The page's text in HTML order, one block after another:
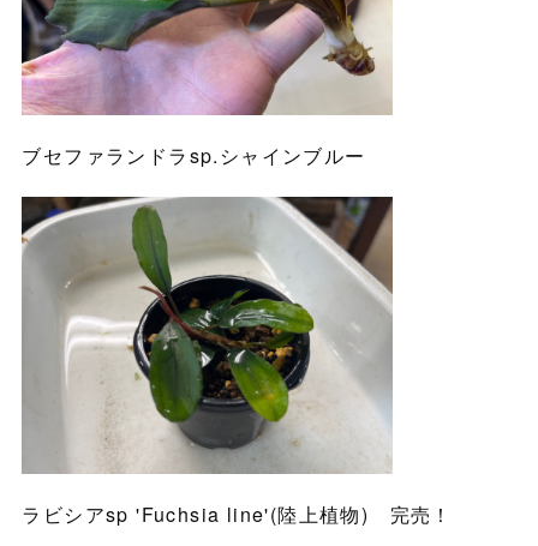
ブセファランドラsp.シャインブルー
ラビシアsp 'Fuchsia line'(陸上植物) 完売！